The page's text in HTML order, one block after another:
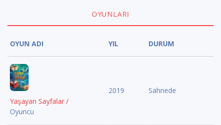
OYUNLARI
OYUN ADI YIL DURUM
Yaşayan Sayfalar /
Oyuncu
2019 Sahnede